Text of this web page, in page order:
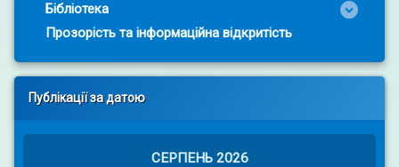
Бібліотека
Прозорість та інформаційна відкритість
Публікації за датою
СЕРПЕНЬ 2026